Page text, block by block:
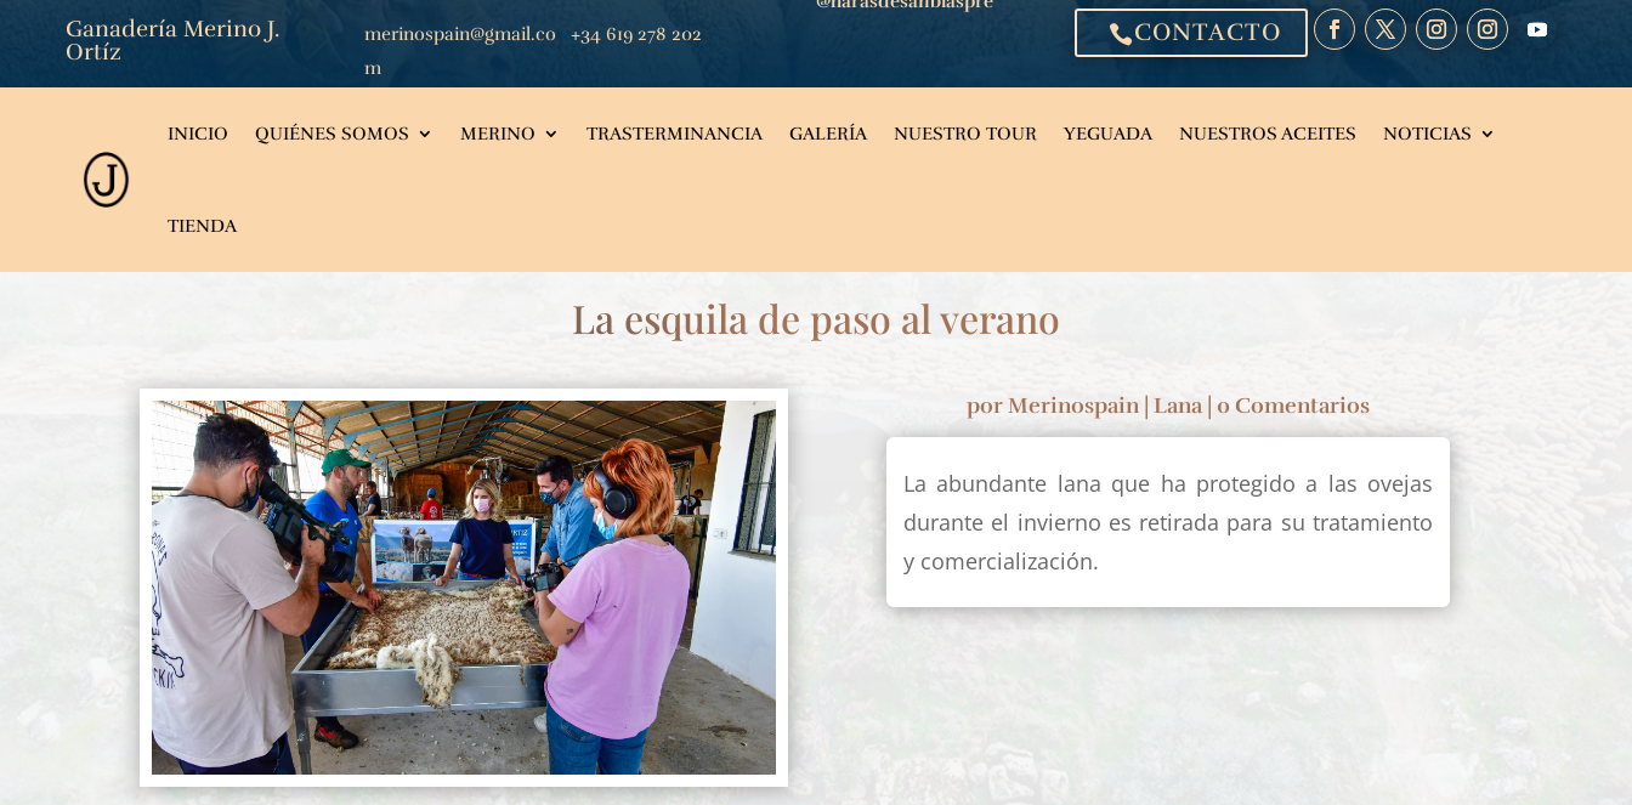
Ganadería Merino J.
Ortíz
merinospain@gmail.co
m
+34 619 278 202 CONTACTO
INICIO QUIÉNES SOMOS MERINO TRASTERMINANCIA GALERÍA NUESTRO TOUR YEGUADA NUESTROS ACEITES NOTICIAS
TIENDA
La esquila de paso al verano
porMerinospain Lana| 0 Comentarios
La abundante lana que ha protegido a las ovejas
durante el invierno es retirada para su tratamiento
y comercialización.